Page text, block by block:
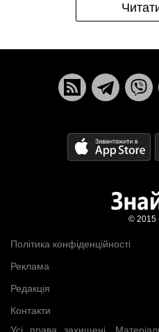
Політика конфіденційності
Реклама
Редакція
Контакти
© 2015